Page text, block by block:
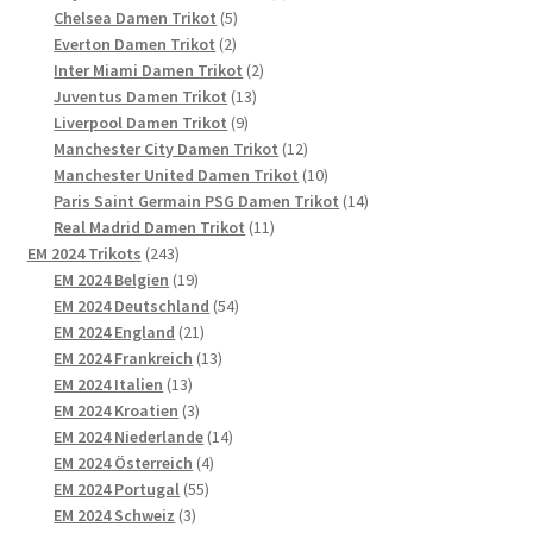
Chelsea Damen Trikot 55
Produkte
Everton Damen Trikot 22
Produkte
Inter Miami Damen Trikot 22
Juventus Damen Trikot 1313
Liverpool Damen Trikot 99
Produkte
Manchester City Damen Trikot 1212
Produkte
Manchester United Damen Trikot 1010
Produkte
Paris Saint Germain PSG Damen Trikot 1414
Real Madrid Damen Trikot 1111
EM 2024 Trikots 243243
Produkte
EM 2024 Belgien 1919
Produkte
EM 2024 Deutschland 5454
EM 2024 England 2121
Produkte
EM 2024 Frankreich 1313
EM 2024 Italien 1313
Produkte
EM 2024 Kroatien 33
Produkte
EM 2024 Niederlande 1414
EM 2024 Österreich 44
EM 2024 Portugal 5555
EM 2024 Schweiz 33